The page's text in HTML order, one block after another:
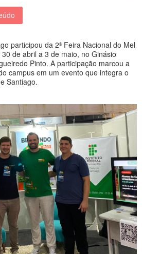
participou da 2ª Feira Nacional do Mel
de abril a 3 de maio, no Ginásio
Pinto. A participação marcou a
campus em um evento que integra o
Santiago.